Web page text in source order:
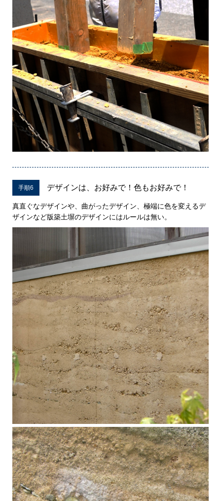
手順6 デザインは、お好みで！色もお好みで！
真直ぐなデザインや、曲がったデザイン、極端に色を変えるデ
ザインなど版築土塀のデザインにはルールは無い。